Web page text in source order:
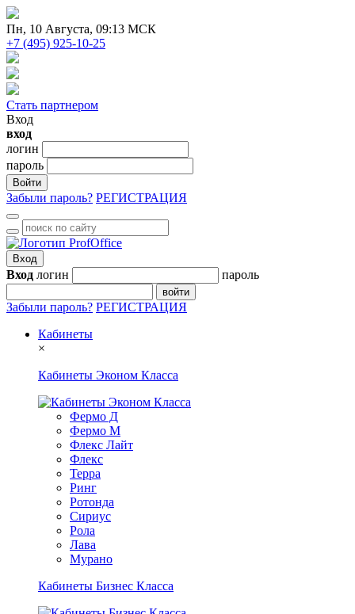
Пн, 10 Августа, 09:13 МСК
+7 (495) 925-10-25
Стать партнером
Вход
вход
логин
пароль
Войти
Забыли пароль? РЕГИСТРАЦИЯ
Вход
Вход логин пароль
войти
Забыли пароль? РЕГИСТРАЦИЯ
Кабинеты
×
Кабинеты Эконом Класса
Фермо Д
Фермо М
Флекс Лайт
Флекс
Терра
Ринг
Ротонда
Сириус
Рола
Лава
Мурано
Кабинеты Бизнес Класса